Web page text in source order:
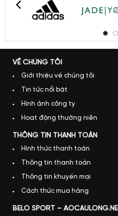
VỀ CHÚNG TÔI
Giới thiệu về chúng tôi
Tin tức nổi bật
Hình ảnh công ty
Hoạt động thường niên
THÔNG TIN THANH TOÁN
Hình thức thanh toán
Thông tin thanh toán
Thông tin khuyến mại
Cách thức mua hàng
BELO SPORT –